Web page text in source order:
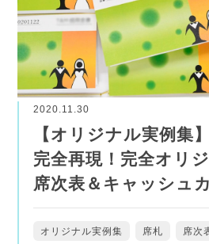
2020.11.30
【オリジナル実例集
完全再現！完全オリ
席次表＆キャッシュ
オリジナル実例集 席札 席次